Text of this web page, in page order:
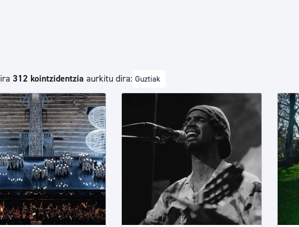
Berdintasuna, Giza Eskubideak eta bizikidetza
312 kointzidentzia aurkitu dira: Guztiak